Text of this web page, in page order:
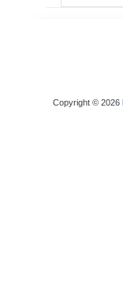
Copyright © 2026